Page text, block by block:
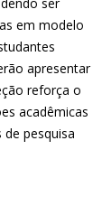
em modelo
apresentar
reforça o
acadêmicas
pesquisa